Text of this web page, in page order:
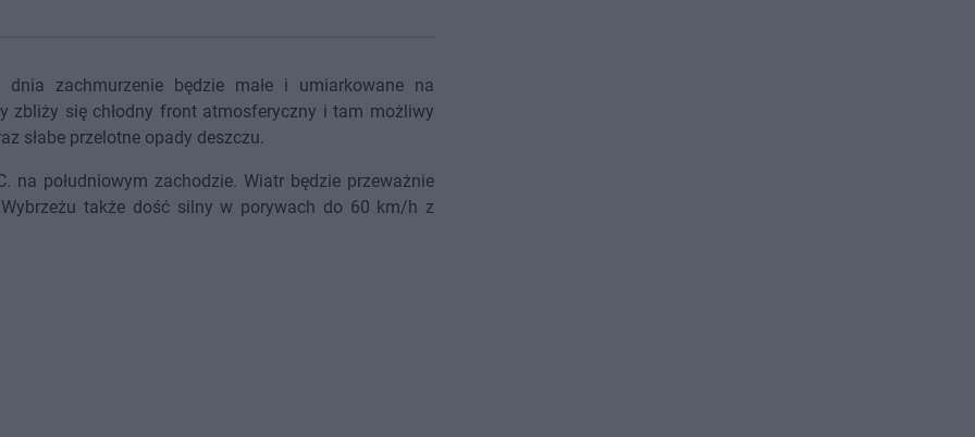
zachmurzenie będzie małe i umiarkowane na
zbliży się chłodny front atmosferyczny i tam możliwy
słabe przelotne opady deszczu.
na południowym zachodzie. Wiatr będzie przeważnie
także dość silny w porywach do 60 km/h z